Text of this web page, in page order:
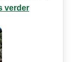
verder